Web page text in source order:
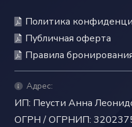
Политика
Публичная оферта
Правила
Адрес:
ИП: Пеусти Анна
ОГРН / ОГРНИП: